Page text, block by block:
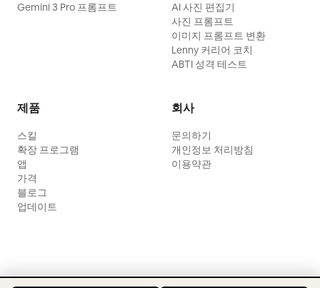
Gemini 3 Pro 프롬프트
AI 사진 편집기
사진 프롬프트
이미지 프롬프트 변환
Lenny 커리어 코치
ABTI 성격 테스트
제품
스킬
확장 프로그램
앱
가격
블로그
업데이트
회사
문의하기
개인정보 처리방침
이용약관